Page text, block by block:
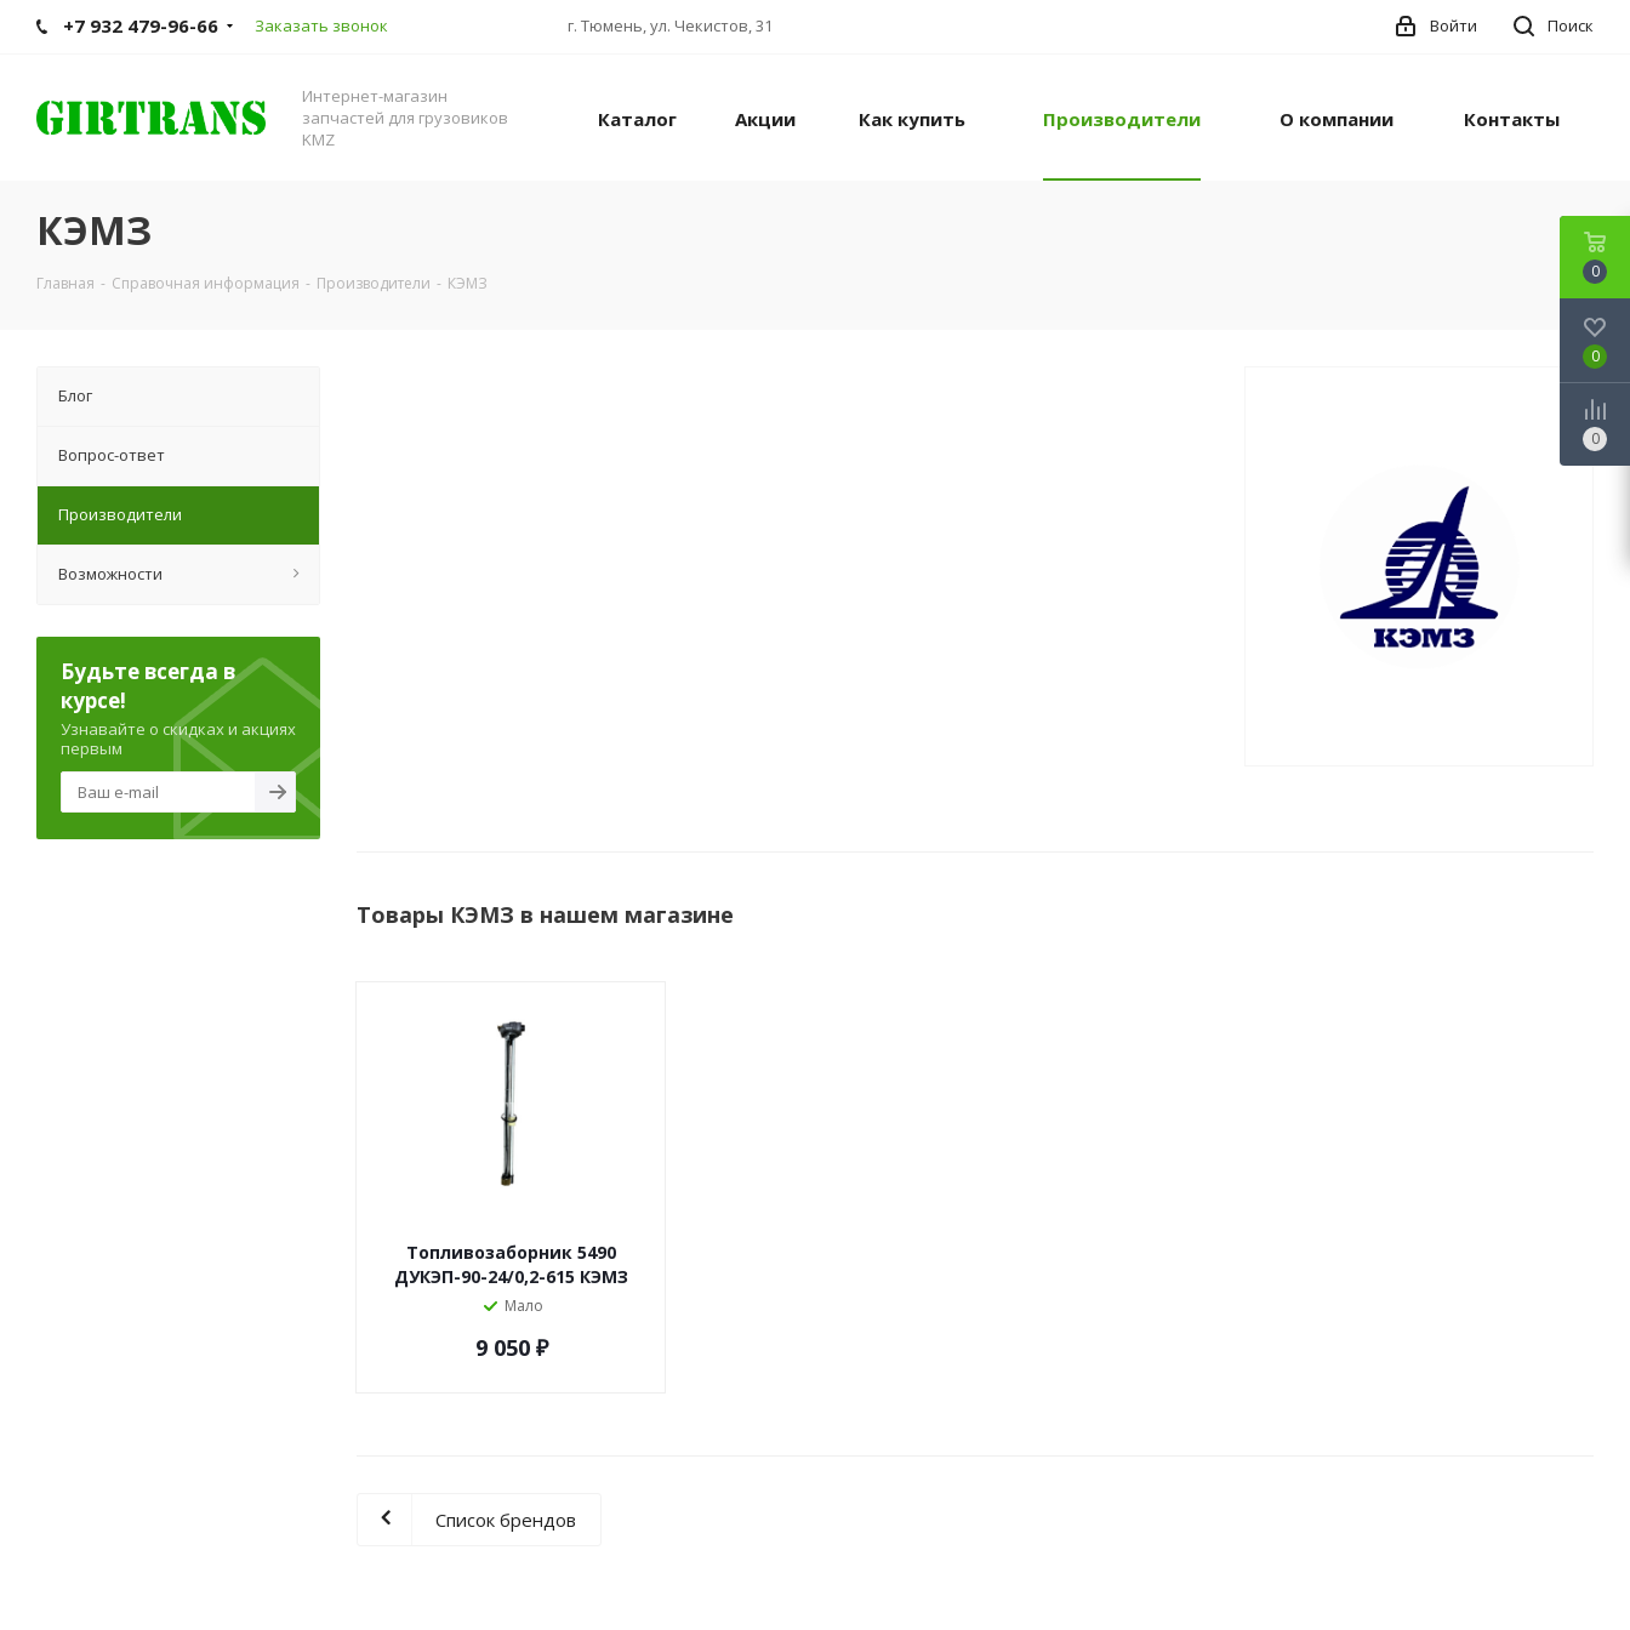
+7 932 479-96-66 Заказать звонок г. Тюмень, ул. Чекистов, 31 Поиск
Войти
Интернет-магазин
запчастей для грузовиков
KMZ
Каталог Акции Как купить Производители О компании Контакты
КЭМЗ
Главная - Справочная информация - Производители - КЭМЗ
Товары КЭМЗ в нашем магазине
Топливозаборник 5490
ДУКЭП-90-24/0,2-615 КЭМЗ
Мало
9 050₽
Список брендов
Блог
Вопрос-ответ
Производители
Возможности
Будьте всегда в
курсе!
Узнавайте о скидках и акциях
первым
0
0
0